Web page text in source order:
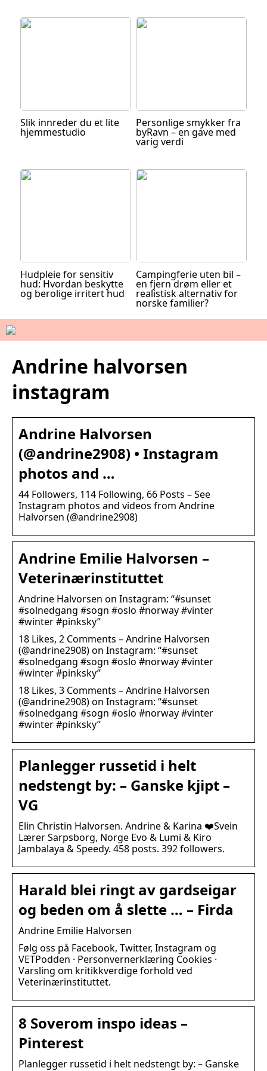
Slik innreder du et lite
hjemmestudio
Personlige smykker fra
byRavn – en gave med
varig verdi
Hudpleie for sensitiv
hud: Hvordan beskytte
og berolige irritert hud
Campingferie uten bil –
en fjern drøm eller et
realistisk alternativ for
norske familier?
Andrine halvorsen
instagram
Andrine Halvorsen
(@andrine2908) • Instagram
photos and …
44 Followers, 114 Following, 66 Posts – See
Instagram photos and videos from Andrine
Halvorsen (@andrine2908)
Andrine Emilie Halvorsen –
Veterinærinstituttet
Andrine Halvorsen on Instagram: “#sunset
#solnedgang #sogn #oslo #norway #vinter
#winter #pinksky”
18 Likes, 2 Comments – Andrine Halvorsen
(@andrine2908) on Instagram: “#sunset
#solnedgang #sogn #oslo #norway #vinter
#winter #pinksky”
18 Likes, 3 Comments – Andrine Halvorsen
(@andrine2908) on Instagram: “#sunset
#solnedgang #sogn #oslo #norway #vinter
#winter #pinksky”
Planlegger russetid i helt
nedstengt by: – Ganske kjipt –
VG
Elin Christin Halvorsen. Andrine & Karina ❤️Svein
Lærer Sarpsborg, Norge Evo & Lumi & Kiro
Jambalaya & Speedy. 458 posts. 392 followers.
Harald blei ringt av gardseigar
og beden om å slette … – Firda
Andrine Emilie Halvorsen
Følg oss på Facebook, Twitter, Instagram og
VETPodden · Personvernerklæring Cookies ·
Varsling om kritikkverdige forhold ved
Veterinærinstituttet.
8 Soverom inspo ideas –
Pinterest
Planlegger russetid i helt nedstengt by: – Ganske